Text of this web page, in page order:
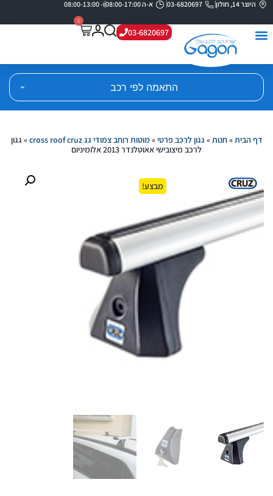
היוצר 14, חולון 03-6820697 א-ה 08:00-17:00 ו- 08:00-13:00
03-6820697
0
התאמה לפי רכב
דף הבית»חנות» גגון לרכב פרטי» מוטות רוחב צמודי גג cross roof cruz » גגון
לרכב מיצובישי אאוטלנדר 2013 אלומיניום
מבצע!